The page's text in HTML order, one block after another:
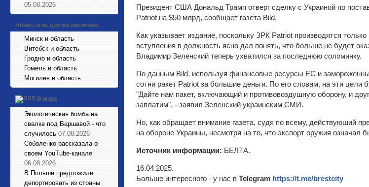
05.08.2026
Новости из других регионов
Минск и область
Витебск и область
Гродно и область
Гомель и область
Могилев и область
В мире
Экологическая бомба на
свалке под Варшавой - что
случилось 07.08.2026
Соболенко рассказала о
своем YouTube-канале
06.08.2026
В Польше предложили
депортировать из страны
Президент США Дональд Трамп отверг сделку c Украиной по
Patriot на $50 млрд, сообщает газета Bild.
Как указывает издание, поскольку ЗРК Patriot производятся
вступления в должность ясно дал понять, что больше не будет
Владимир Зеленский теперь ухватился за последнюю соломинку.
По данным Bild, используя финансовые ресурсы ЕС и
сотни ракет Patriot за большие деньги. По его словам, на эти
"Дайте нам пакет, включающий и противовоздушную оборону, и
заплатим", - заявил Зеленский украинским СМИ.
Но, как обращает внимание газета, судя по всему, действующий
на обороне Украины, несмотря на то, что экспорт оружия
Источник информации: БЕЛТА.
16.04.2025.
Больше интересного - у нас в Telegram https://t.me/brestcity